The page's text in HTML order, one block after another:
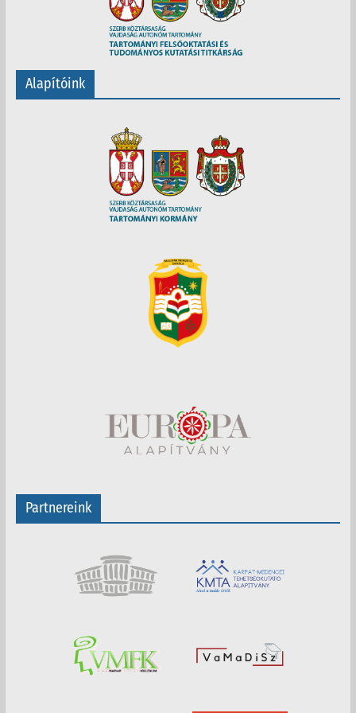
Alapítóink
Partnereink